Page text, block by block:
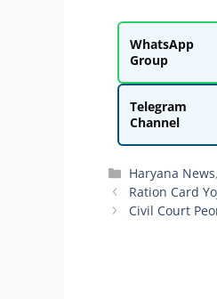
WhatsApp
Group
Telegram
Channel
Categories
Haryana News,
Ration Card
Civil Court Peon